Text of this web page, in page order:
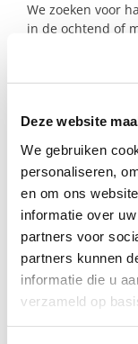
Deze website
We gebruiken
personaliseren,
en om ons
informatie over
partners voor
partners kunnen
informatie die u
verzameld op
We zoeken voor
in de ochtend of
Zodat de
lieve kleine meid?
Profiel
Wij zoeken
Een
oma
Waar